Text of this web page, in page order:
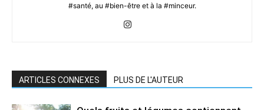
#santé, au #bien-être et à la #minceur.
ARTICLES CONNEXES PLUS DE L'AUTEUR